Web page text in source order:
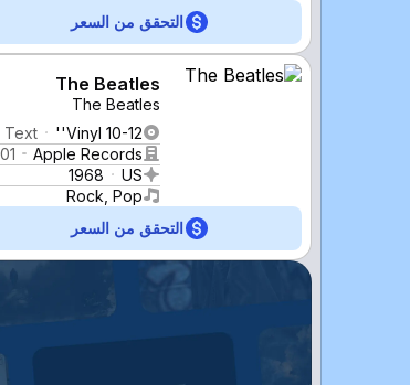
التحقق من السعر
The Beatles
The Beatles
Vinyl 10-12''
Text
Apple Records
US
1968
Rock, Pop
التحقق من السعر